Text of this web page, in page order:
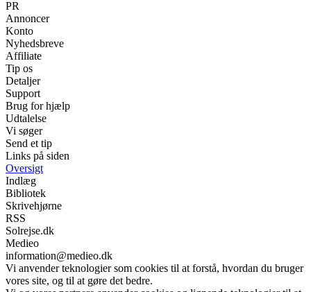
PR
Annoncer
Konto
Nyhedsbreve
Affiliate
Tip os
Detaljer
Support
Brug for hjælp
Udtalelse
Vi søger
Send et tip
Links på siden
Oversigt
Indlæg
Bibliotek
Skrivehjørne
RSS
Solrejse.dk
Medieo
information@medieo.dk
Vi anvender teknologier som cookies til at forstå, hvordan du bruger
vores site, og til at gøre det bedre.